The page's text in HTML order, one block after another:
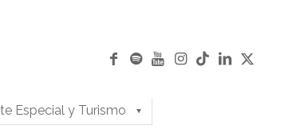
Especial y Turismo